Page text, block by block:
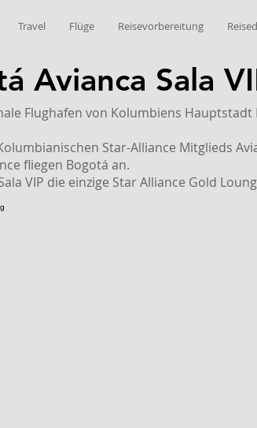
Travel Flüge Reisevorbereitung
Avianca Sala
Flughafen von Kolumbiens
Star-Alliance Mitglieds
fliegen Bogotá an.
VIP die einzige Star Alliance Gold